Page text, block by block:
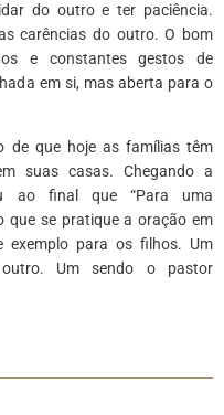
do outro e ter paciência.
carências do outro. O bom
e constantes gestos de
em si, mas aberta para o
de que hoje as famílias têm
suas casas. Chegando a
ao final que “Para uma
que se pratique a oração em
exemplo para os filhos. Um
Um sendo o pastor